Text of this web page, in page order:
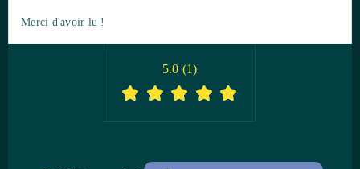
Merci d'avoir lu !
5.0 (1)